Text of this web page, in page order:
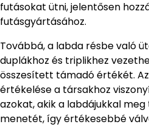
futásokat ütni, jelentősen
futásgyártásához.
Továbbá, a labda résbe való
duplákhoz és triplikhez
összesített támadó értékét.
értékelése a társakhoz
azokat, akik a labdájukkal
menetét, így értékesebbé